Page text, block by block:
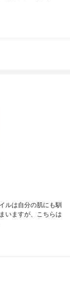
ルは自分の肌にも馴
いますが、こちらは